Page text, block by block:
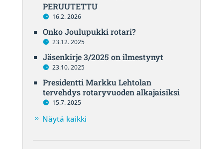
PERUUTETTU
16.2. 2026
Onko Joulupukki rotari?
23.12. 2025
Jäsenkirje 3/2025 on ilmestynyt
23.10. 2025
Presidentti Markku Lehtolan
tervehdys rotaryvuoden alkajaisiksi
15.7. 2025
Näytä kaikki